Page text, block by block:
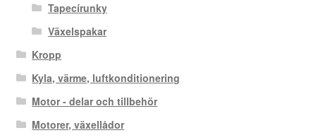
Tapecírunky
Växelspakar
Kropp
Kyla, värme, luftkonditionering
Motor - delar och tillbehör
Motorer, växellådor